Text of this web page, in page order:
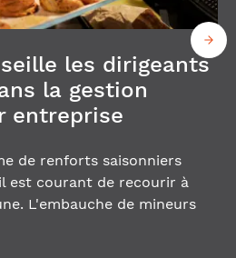
les dirigeants
la gestion
entreprise
de renforts saisonniers
est courant de recourir à
L'embauche de mineurs